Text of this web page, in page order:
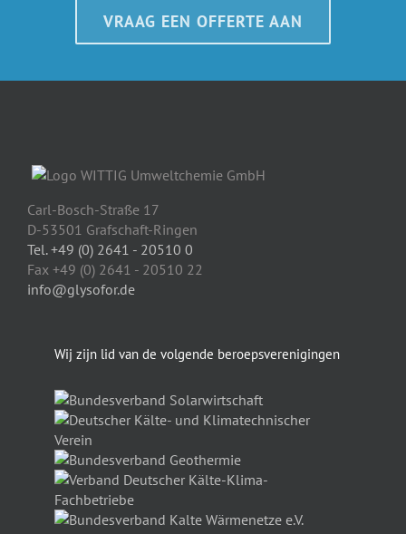
VRAAG EEN OFFERTE AAN
Carl-Bosch-Straße 17
D-53501 Grafschaft-Ringen
Tel. +49 (0) 2641 - 20510 0
Fax +49 (0) 2641 - 20510 22
info@glysofor.de
Wij zijn lid van de volgende beroepsverenigingen